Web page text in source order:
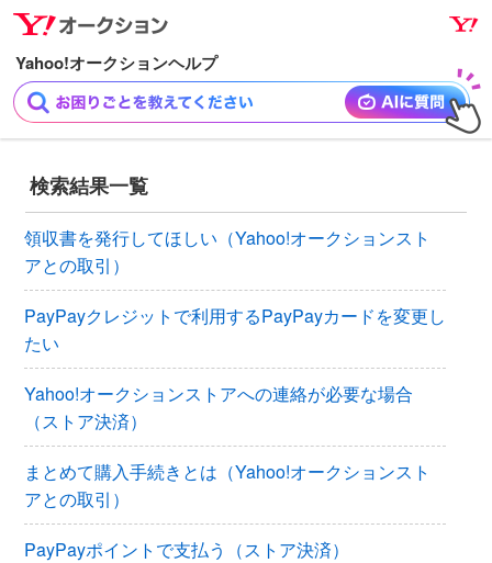
ナ
ビ
ゲ
ー
シ
ン
へ
ス
キ
ッ
プ
メ
イ
ン
コ
ン
ン
ツ
へ
ス
キ
ッ
プ
検索結果一覧
領収書を発行してほしい（Yahoo!オークションスト
アとの取引）
PayPayクレジットで利用するPayPayカードを変更し
たい
Yahoo!オークションストアへの連絡が必要な場合
（ストア決済）
まとめて購入手続きとは（Yahoo!オークションスト
アとの取引）
PayPayポイントで支払う（ストア決済）